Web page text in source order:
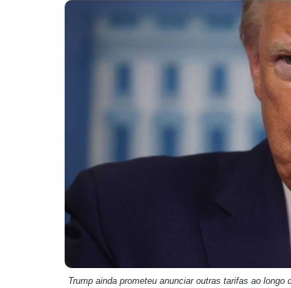
Petrobrás
Ver todos
XPLG11
KNCR11
Ver todos
Trump ainda prometeu anunciar outras tarifas ao